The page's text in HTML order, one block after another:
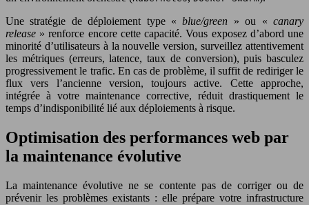
Une stratégie de déploiement type «blue/green » ou «canary
release » renforce encore cette capacité. Vous exposez d’abord une
minorité d’utilisateurs à la nouvelle version, surveillez attentivement
les métriques (erreurs, latence, taux de conversion), puis basculez
progressivement le trafic. En cas de problème, il suffit de rediriger le
flux vers l’ancienne version, toujours active. Cette approche,
intégrée à votre maintenance corrective, réduit drastiquement le
temps d’indisponibilité lié aux déploiements à risque.
Optimisation des performances web par
la maintenance évolutive
La maintenance évolutive ne se contente pas de corriger ou de
prévenir les problèmes existants : elle prépare votre infrastructure